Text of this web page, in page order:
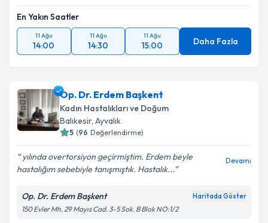
Takvim Talebini Gönder
En Yakın Saatler
11 Ağu
14:00
11 Ağu
14:30
11 Ağu
15:00 Daha Fazla
Op. Dr. Erdem Başkent
Kadın Hastalıkları ve Doğum
Balıkesir, Ayvalık
5 (96 Değerlendirme)
yılında overtorsiyon geçirmiştim. Erdem beyle
hastalığım sebebiyle tanışmıştık. Hastalık...
Devamı
Op. Dr. Erdem Başkent Haritada Göster
150 Evler Mh. 29 Mayıs Cad. 3-5 Sok. B Blok NO:1/2